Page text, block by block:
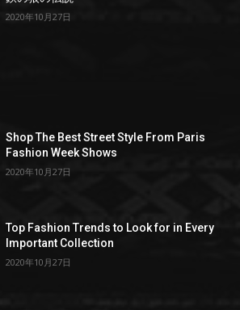
2020年10月27日
Shop The Best Street Style From Paris
Fashion Week Shows
2020年10月27日
Top Fashion Trends to Look for in Every
Important Collection
2020年10月27日